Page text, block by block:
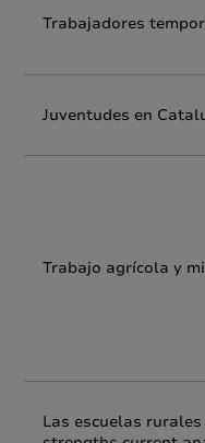
Trabajadores
Juventudes en
Trabajo agrícola y
Las escuelas